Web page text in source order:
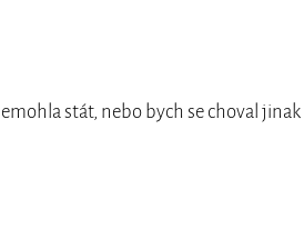
stát, nebo bych se choval jinak